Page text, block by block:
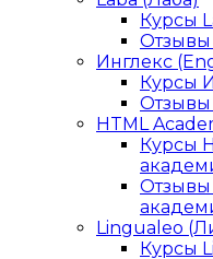
Курсы
Отзывы
Инглекс
Курсы
Отзывы
HTML
Курсы
Отзывы
Lingualeo
Курсы